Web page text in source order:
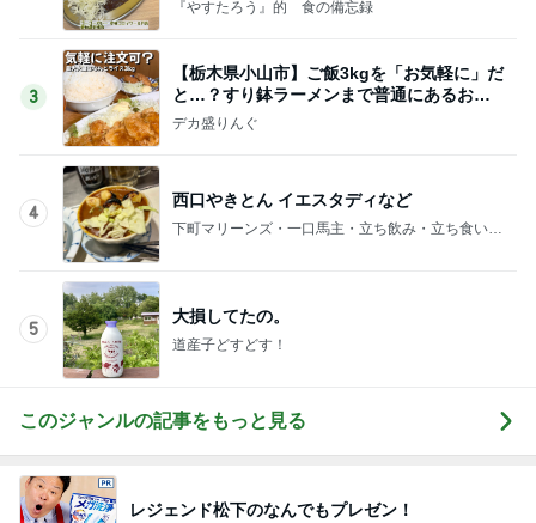
『やすたろう』的 食の備忘録
3
【栃木県小山市】ご飯3kgを「お気軽に」だ
と…？すり鉢ラーメンまで普通にあるお
店！！〜喜作さん〜
デカ盛りんぐ
4
西口やきとん イエスタディなど
下町マリーンズ・一口馬主・立ち飲み・立ち食いそ
5
大損してたの。
道産子どすどす！
このジャンルの記事をもっと見る
レジェンド松下のなんでもプレゼン！